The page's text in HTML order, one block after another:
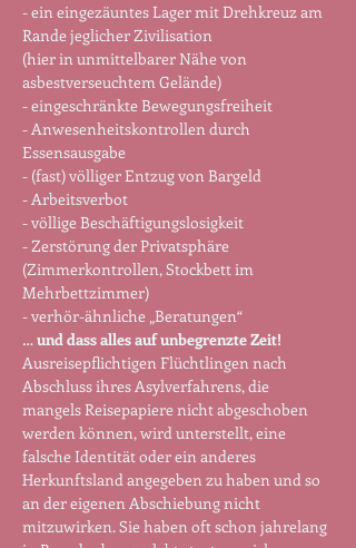
- ein eingezäuntes Lager mit Drehkreuz am
Rande jeglicher Zivilisation
(hier in unmittelbarer Nähe von
asbestverseuchtem Gelände)
- eingeschränkte Bewegungsfreiheit
- Anwesenheitskontrollen durch
Essensausgabe
- (fast) völliger Entzug von Bargeld
- Arbeitsverbot
- völlige Beschäftigungslosigkeit
- Zerstörung der Privatsphäre
(Zimmerkontrollen, Stockbett im
Mehrbettzimmer)
- verhör-ähnliche „Beratungen“
… und dass alles auf unbegrenzte Zeit!
Ausreisepflichtigen Flüchtlingen nach
Abschluss ihres Asylverfahrens, die
mangels Reisepapiere nicht abgeschoben
werden können, wird unterstellt, eine
falsche Identität oder ein anderes
Herkunftsland angegeben zu haben und so
an der eigenen Abschiebung nicht
mitzuwirken. Sie haben oft schon jahrelang